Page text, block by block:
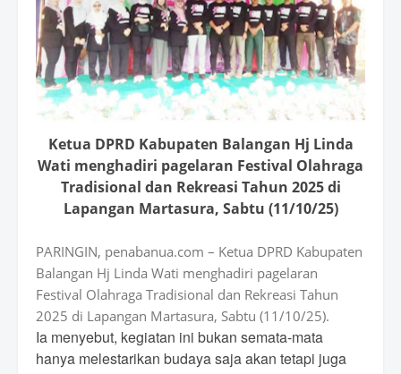
Ketua DPRD Kabupaten Balangan Hj Linda
Wati menghadiri pagelaran Festival Olahraga
Tradisional dan Rekreasi Tahun 2025 di
Lapangan Martasura, Sabtu (11/10/25)
PARINGIN, penabanua.com – Ketua DPRD Kabupaten
Balangan Hj Linda Wati menghadiri pagelaran
Festival Olahraga Tradisional dan Rekreasi Tahun
2025 di Lapangan Martasura, Sabtu (11/10/25).
Ia menyebut, kegiatan ini bukan semata-mata
hanya melestarikan budaya saja akan tetapi juga